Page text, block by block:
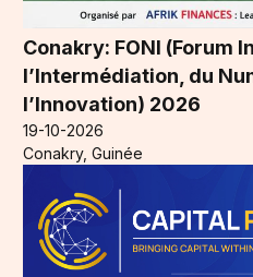
Conakry: FONI (Forum
l’Intermédiation, du
l’Innovation) 2026
19-10-2026
Conakry, Guinée